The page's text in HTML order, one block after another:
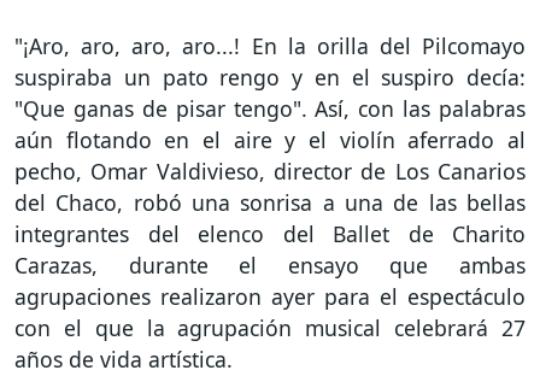
"¡Aro, aro, aro, aro...! En la orilla del Pilcomayo
suspiraba un pato rengo y en el suspiro decía:
"Que ganas de pisar tengo". Así, con las palabras
aún flotando en el aire y el violín aferrado al
pecho, Omar Valdivieso, director de Los Canarios
del Chaco, robó una sonrisa a una de las bellas
integrantes del elenco del Ballet de Charito
Carazas, durante el ensayo que ambas
agrupaciones realizaron ayer para el espectáculo
con el que la agrupación musical celebrará 27
años de vida artística.